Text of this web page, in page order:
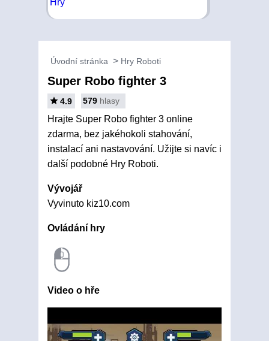
Úvodní stránka Hry Roboti
Super Robo fighter 3
4.9 579 hlasy
Hrajte Super Robo fighter 3 online
zdarma, bez jakéhokoli stahování,
instalací ani nastavování. Užijte si navíc i
další podobné Hry Roboti.
Vývojář
Vyvinuto kiz10.com
Ovládání hry
Video o hře